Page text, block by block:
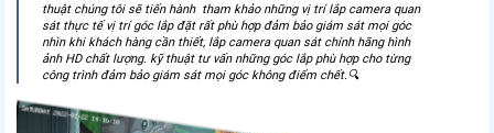
thuật chúng tôi sẽ tiến hành tham khảo những vị trí lắp camera quan
sát thực tế vị trí góc lắp đặt rất phù hợp đảm bảo giám sát mọi góc
nhìn khi khách hàng cần thiết, lắp camera quan sát chính hãng hình
ảnh HD chất lượng. kỹ thuật tư vấn những góc lắp phù hợp cho từng
công trình đảm bảo giám sát mọi góc không điểm chết.🔍